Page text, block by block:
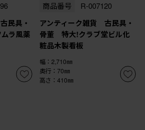
民具・
ラ風薬
商品番号 R-007120
アンティーク雑貨 古民具・
骨董 特大!クラブ堂ビル化
粧品木製看板
幅：2,710㎜
奥行：70㎜
高さ：410㎜